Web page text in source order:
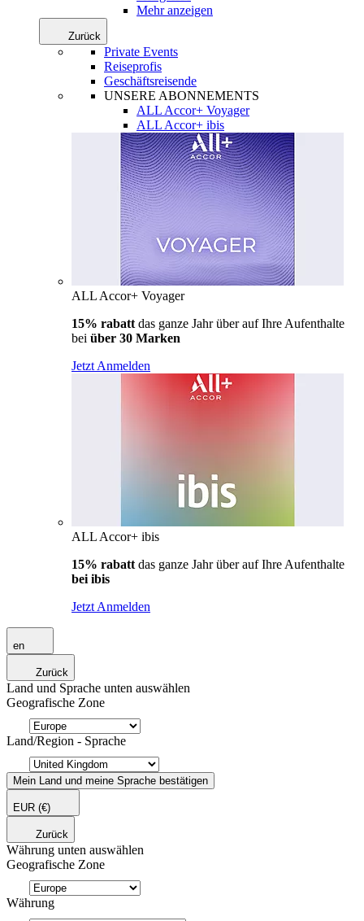
Mehr anzeigen
Zurück
Private Events
Reiseprofis
Geschäftsreisende
UNSERE ABONNEMENTS
ALL Accor+ Voyager
ALL Accor+ ibis
ALL Accor+ Voyager
15% rabatt das ganze Jahr über auf Ihre Aufenthalte
bei über 30 Marken
Jetzt Anmelden
ALL Accor+ ibis
15% rabatt das ganze Jahr über auf Ihre Aufenthalte
bei ibis
Jetzt Anmelden
en
Zurück
Land und Sprache unten auswählen
Geografische Zone
Land/Region - Sprache
Mein Land und meine Sprache bestätigen
EUR (€)
Zurück
Währung unten auswählen
Geografische Zone
Währung